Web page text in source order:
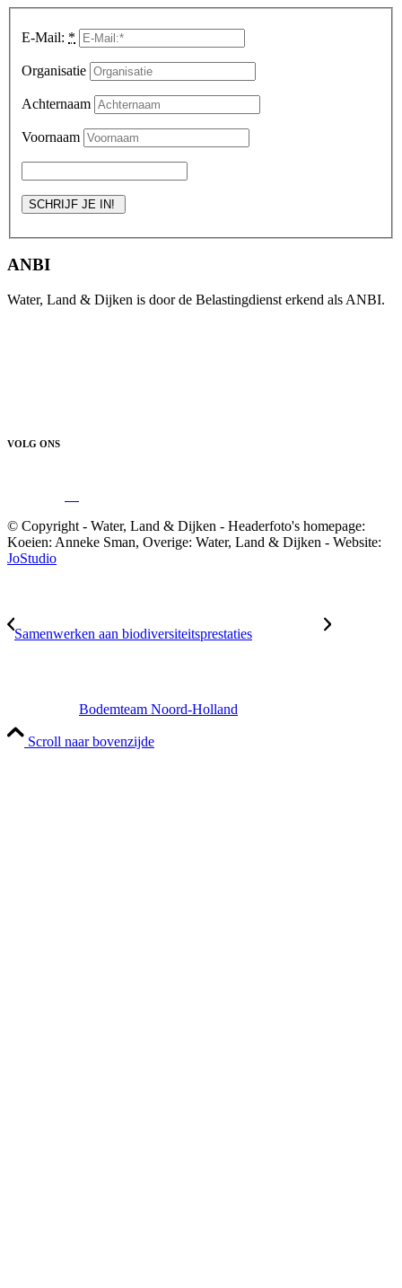
E-Mail: *
Organisatie
Achternaam
Voornaam
ANBI
Water, Land & Dijken is door de Belastingdienst erkend als ANBI.
VOLG ONS
© Copyright - Water, Land & Dijken - Headerfoto's homepage:
Koeien: Anneke Sman, Overige: Water, Land & Dijken - Website:
JoStudio
Samenwerken aan biodiversiteitsprestaties
Bodemteam Noord-Holland
Scroll naar bovenzijde